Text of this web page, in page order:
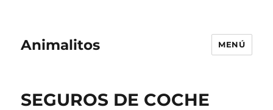
Animalitos MENÚ
SEGUROS DE COCHE